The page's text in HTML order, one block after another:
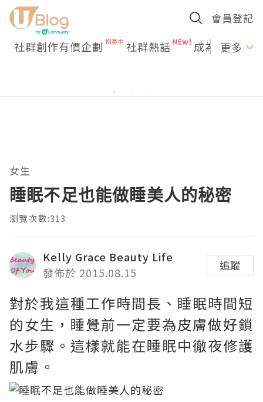
會員登記
社群創作有價企劃 社群熱話 成為U更多
女生
睡眠不足也能做睡美人的秘密
瀏覽次數:313
Kelly Grace Beauty Life
發佈於 2015.08.15
追蹤
對於我這種工作時間長、睡眠時間短
的女生，睡覺前一定要為皮膚做好鎖
水步驟。這樣就能在睡眠中徹夜修護
肌膚。